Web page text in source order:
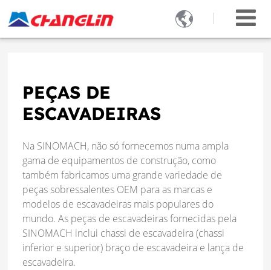

PEÇAS DE
ESCAVADEIRAS
Na SINOMACH, não só fornecemos numa ampla
gama de equipamentos de construção, como
também fabricamos uma grande variedade de
peças sobressalentes OEM para as marcas e
modelos de escavadeiras mais populares do
mundo. As peças de escavadeiras fornecidas pela
SINOMACH inclui chassi de escavadeira (chassi
inferior e superior) braço de escavadeira e lança de
escavadeira.